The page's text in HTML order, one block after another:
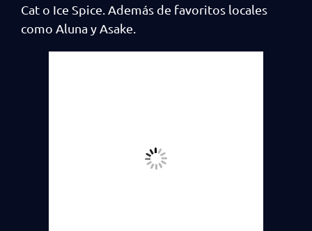
Cat o Ice Spice. Además de favoritos locales
como Aluna y Asake.